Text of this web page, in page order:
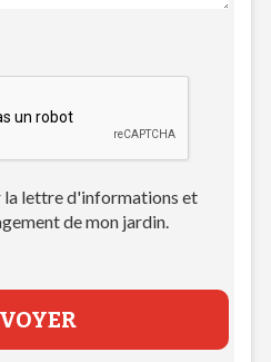
la lettre d'informations et
de mon jardin.